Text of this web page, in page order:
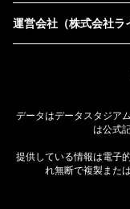
運営会社（株式会社ラ
データはデータスタジア
は公式
提供している情報は電子
れ無断で複製また